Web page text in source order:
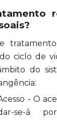
ciclo de
do
- O
se-á